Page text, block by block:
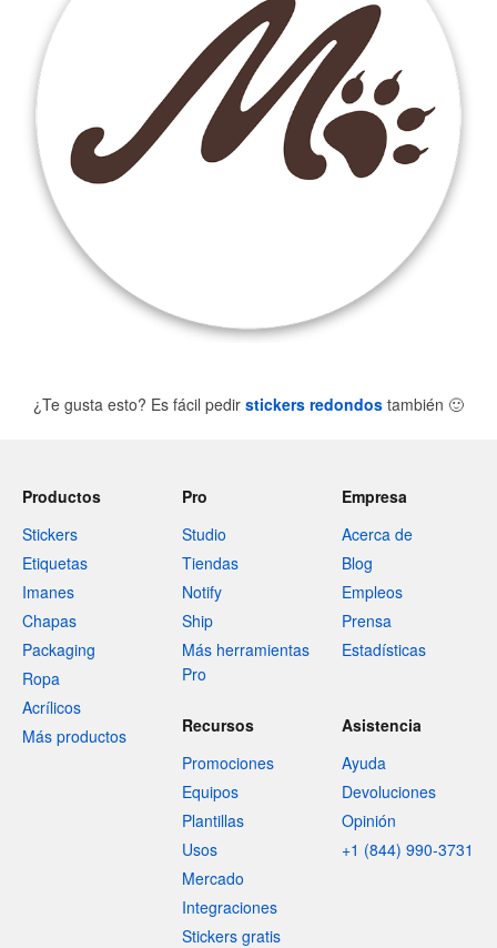
¿Te gusta esto? Es fácil pedir stickers redondos también 🙂
Productos
Stickers
Etiquetas
Imanes
Chapas
Packaging
Ropa
Acrílicos
Más productos
Pro
Studio
Tiendas
Notify
Ship
Más herramientas
Pro
Empresa
Acerca de
Blog
Empleos
Prensa
Estadísticas
Recursos
Promociones
Equipos
Plantillas
Usos
Mercado
Integraciones
Stickers gratis
Asistencia
Ayuda
Devoluciones
Opinión
+1 (844) 990-3731